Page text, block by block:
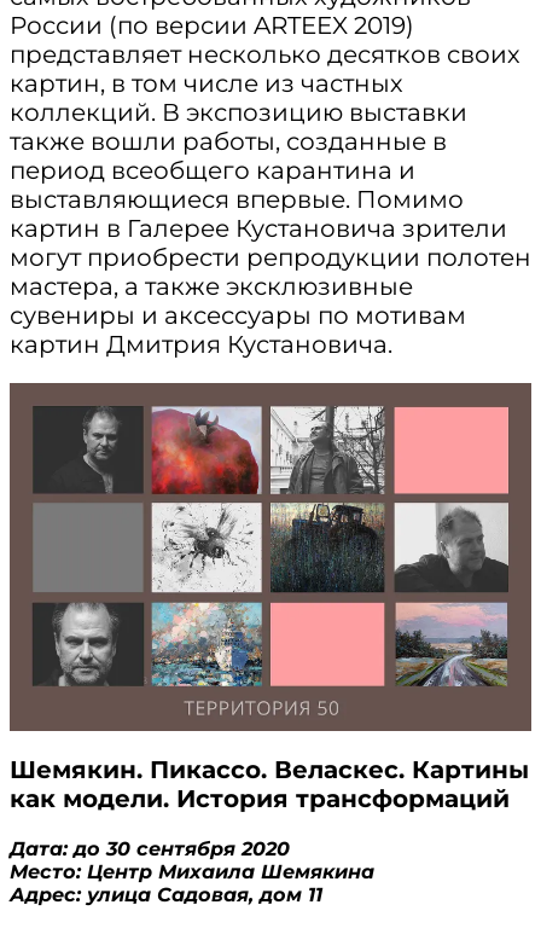
России (по версии ARTEEX 2019)
представляет несколько десятков своих
картин, в том числе из частных
коллекций. В экспозицию выставки
также вошли работы, созданные в
период всеобщего карантина и
выставляющиеся впервые. Помимо
картин в Галерее Кустановича зрители
могут приобрести репродукции полотен
мастера, а также эксклюзивные
сувениры и аксессуары по мотивам
картин Дмитрия Кустановича.
Шемякин. Пикассо. Веласкес. Картины
как модели. История трансформаций
Дата: до 30 сентября 2020
Место: Центр Михаила Шемякина
Адрес: улица Садовая, дом 11